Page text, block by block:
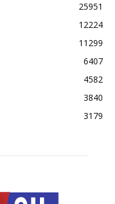
25951
12224
11299
6407
4582
3840
3179